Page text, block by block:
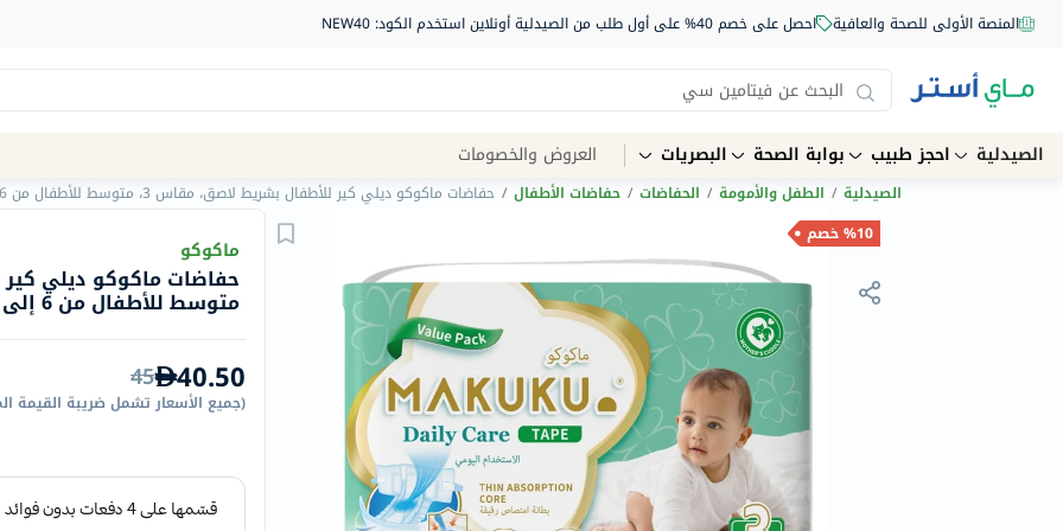
المنصة الأولى للصحة والعافية احصل على خصم 40% على أول طلب من الصيدلية أونلاين استخدم الكود: NEW40
Navigation
الصيدلية
الماركات
Humantara
carroten
Roche
الصيدلية احجز طبيب بوابة الصحة البصريات العروض والخصومات
الصيدلية / الطفل والأمومة / الحفاضات / حفاضات الأطفال / حفاضات ماكوكو ديلي كير للأطفال بشريط لاصق، مقاس 3، متوسط ​​للأطفال من 6 إلى 11 كجم، عبوة اقتصادية 36 حفاضة
%10 خصم
ماكوكو
متوسط ​​للأطفال من 6 إلى 11 كجم، عبوة اقتصادية 36 حفاضة
40.50
45
(جميع الأسعار تشمل ضريبة القيمة